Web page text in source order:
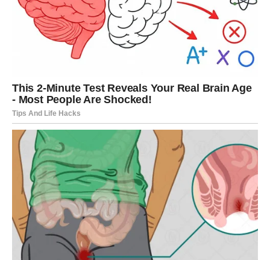
Ono što je posebno važno jeste da će većina promjena
biti povezana sa dugoročnom stabilnošću. Ne radi se
samo o prolaznom dobitku, već o okolnostima koje vam
Ako ste planirali veću kupovinu, ulaganje ili rješavanje
važnog finansijskog pitanja, pred vama je period koji bi
mogao biti mnogo povoljniji nego što mislite.